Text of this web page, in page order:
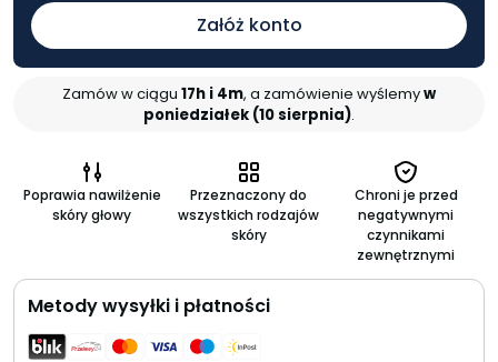
Załóż konto
Zamów w ciągu 17h i 4m, a zamówienie wyślemyw
poniedziałek (10 sierpnia).
Poprawia nawilżenie
skóry głowy
Przeznaczony do
wszystkich rodzajów
skóry
Chroni je przed
negatywnymi
czynnikami
zewnętrznymi
Metody wysyłki i płatności